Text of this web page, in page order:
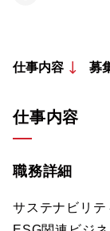
仕事内容 募
仕事内容
職務詳細
サステナビリテ